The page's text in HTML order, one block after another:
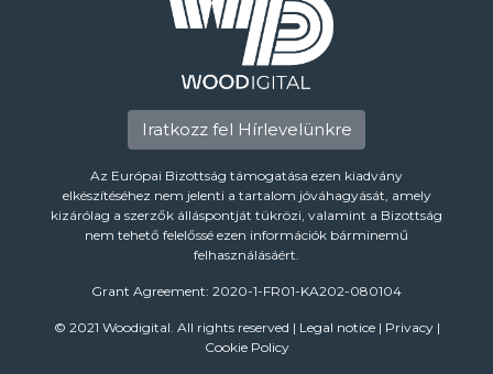
Iratkozz fel Hírlevelünkre
Az Európai Bizottság támogatása ezen kiadvány
elkészítéséhez nem jelenti a tartalom jóváhagyását, amely
kizárólag a szerzők álláspontját tükrözi, valamint a Bizottság
nem tehető felelőssé ezen információk bárminemű
felhasználásáért.
Grant Agreement: 2020-1-FR01-KA202-080104
© 2021 Woodigital. All rights reserved | Legal notice| Privacy|
Cookie Policy